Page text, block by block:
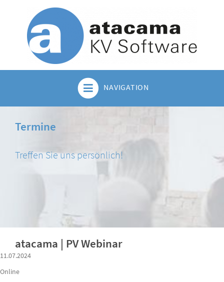
NAVIGATION
Termine
Treffen Sie uns persönlich!
atacama | PV Webinar
11.07.2024
Online